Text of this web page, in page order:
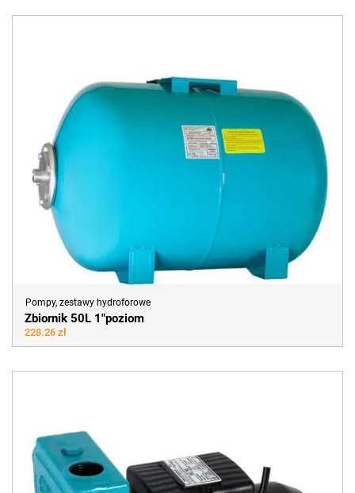
Pompy, zestawy hydroforowe
Zbiornik 50L 1"poziom
228.26 zł